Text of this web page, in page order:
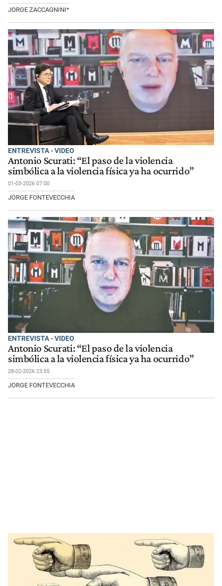
JORGE ZACCAGNINI*
ENTREVISTA - VIDEO
Antonio Scurati: “El paso de la violencia
simbólica a la violencia física ya ha ocurrido”
01-03-2026 07:00
JORGE FONTEVECCHIA
ENTREVISTA - VIDEO
Antonio Scurati: “El paso de la violencia
simbólica a la violencia física ya ha ocurrido”
28-02-2026 23:55
JORGE FONTEVECCHIA